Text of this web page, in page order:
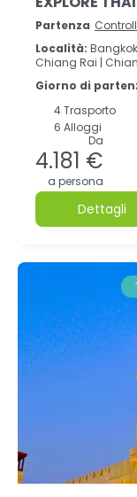
Partenza
Località:
Chiang Rai |
Giorno di
4Trasporto
6 Alloggi
Da
4.181 €
a persona
Dettagli